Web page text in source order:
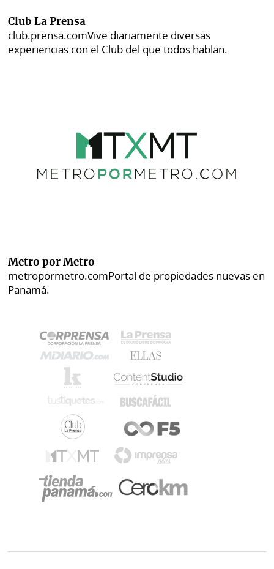
Club La Prensa
club.prensa.comVive diariamente diversas
experiencias con el Club del que todos hablan.
Metro por Metro
metropormetro.comPortal de propiedades nuevas en
Panamá.